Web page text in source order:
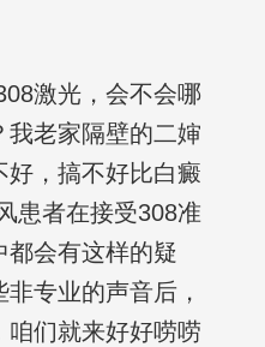
激光，会不会哪
我老家隔壁的二婶
好，搞不好比白癜
患者在接受308准
会有这样的疑
专业的声音后，
咱们就来好好唠唠